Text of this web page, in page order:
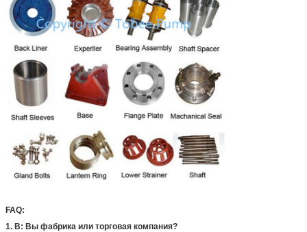
FAQ:
1. В: Вы фабрика или торговая компания?